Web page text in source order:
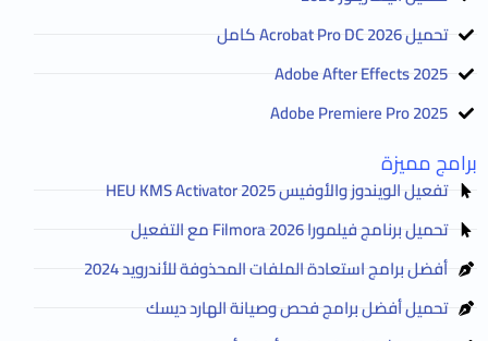
تحميل Acrobat Pro DC 2026 كامل
Adobe After Effects 2025
Adobe Premiere Pro 2025
برامج مميزة
تفعيل الويندوز والأوفيس HEU KMS Activator 2025
تحميل برنامج فيلمورا Filmora 2026 مع التفعيل
أفضل برامج استعادة الملفات المحذوفة للأندرويد 2024
تحميل أفضل برامج فحص وصيانة الهارد ديسك